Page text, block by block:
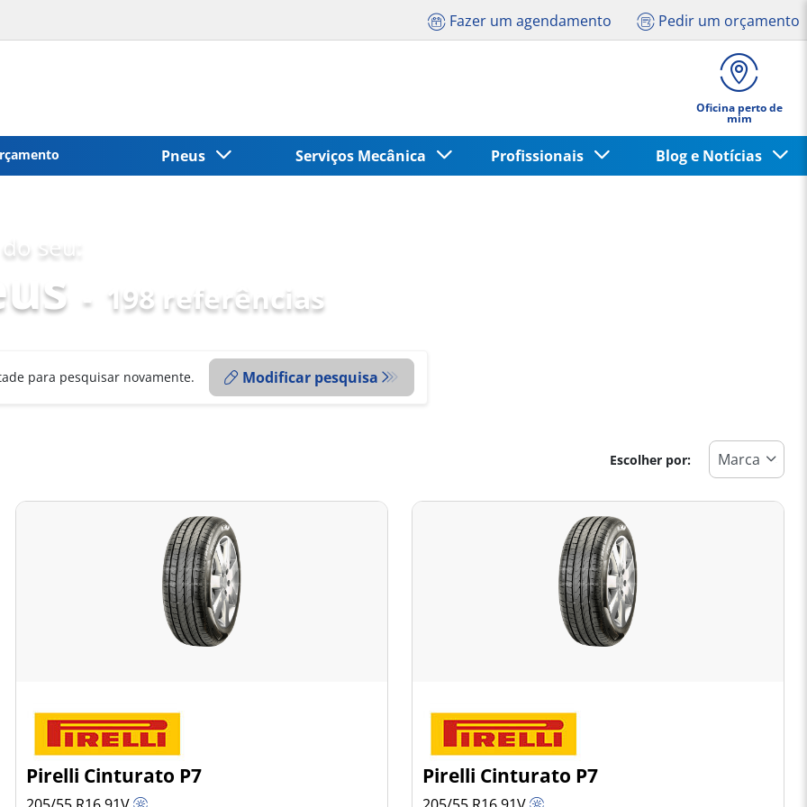
Fazer um agendamento Pedir um orçamento
Oficina perto de
mim
Pneus Serviços Mecânica Profissionais Blog e Notícias
seu:
- 198 referências
para pesquisar novamente. Modificar pesquisa
Escolher por:
Pirelli Cinturato P7 Pirelli Cinturato P7